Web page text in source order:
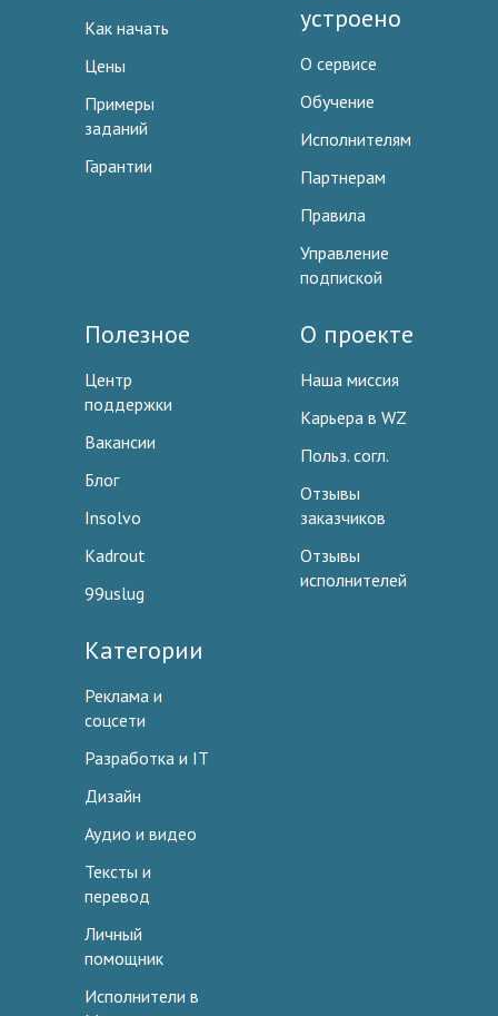
Как начать
Цены
Примеры
заданий
Гарантии
устроено
О сервисе
Обучение
Исполнителям
Партнерам
Правила
Управление
подпиской
Полезное
Центр
поддержки
Вакансии
Блог
Insolvo
Kadrout
99uslug
О проекте
Наша миссия
Карьера в WZ
Польз. согл.
Отзывы
заказчиков
Отзывы
исполнителей
Категории
Реклама и
соцсети
Разработка и IT
Дизайн
Аудио и видео
Тексты и
перевод
Личный
помощник
Исполнители в